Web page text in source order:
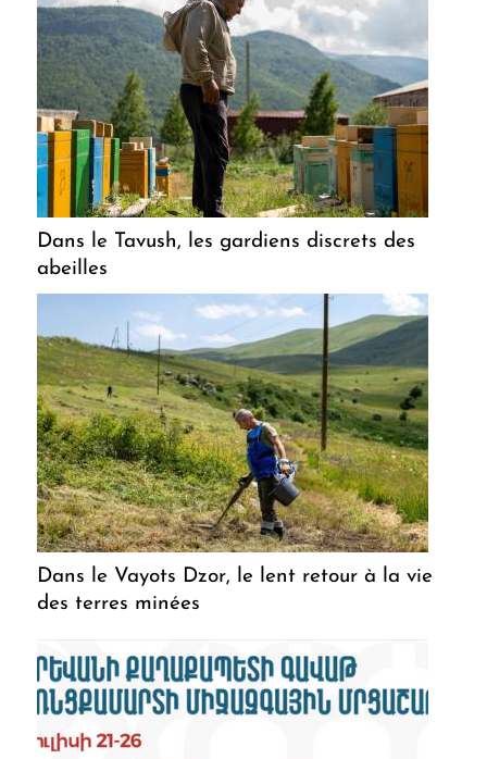
Dans le Tavush, les gardiens discrets des
abeilles
Dans le Vayots Dzor, le lent retour à la vie
des terres minées